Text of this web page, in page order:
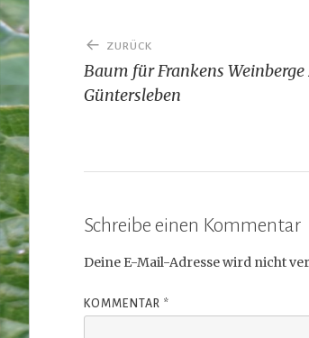
Beitragsnavigation
ZURÜCK
Baum für Frankens
Güntersleben
Schreibe einen Kommentar
Deine E-Mail-Adresse wird nicht
KOMMENTAR *